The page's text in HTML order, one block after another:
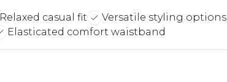
Relaxed casual fit
Versatile styling options
Elasticated comfort waistband